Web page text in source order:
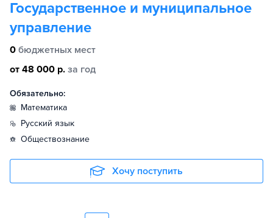
Государственное и муниципальное
управление
0 бюджетных мест
от 48 000 р. за год
Обязательно:
математика
русский язык
обществознание
Хочу поступить